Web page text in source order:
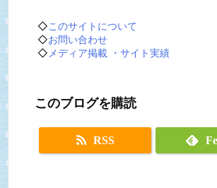
◇このサイトについて
◇お問い合わせ
◇ メディア掲載 ・サイト実績
このブログを購読
RSS